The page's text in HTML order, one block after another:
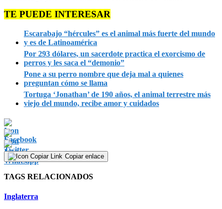
TE PUEDE INTERESAR
Escarabajo “hércules” es el animal más fuerte del mundo
y es de Latinoamérica
Por 293 dólares, un sacerdote practica el exorcismo de
perros y les saca el “demonio”
Pone a su perro nombre que deja mal a quienes
preguntan cómo se llama
Tortuga ‘Jonathan’ de 190 años, el animal terrestre más
viejo del mundo, recibe amor y cuidados
Copiar enlace
TAGS RELACIONADOS
Inglaterra